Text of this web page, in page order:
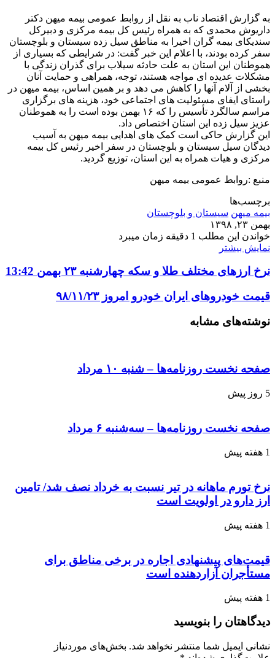
به گزارش اقتصاد ناب به نقل از روابط عمومی بیمه میهن دکتر
داریوش محمدی که به همراه رئیس کل بیمه مرکزی و دبیرکل
سندیکای بیمه گران اخیرا به مناطق سیل زده سیستان و بلوچستان
سفر کرده بودند، با اعلام این خبر گفت: در شرایطی که بسیاری از
هموطنان این استان به علت حادثه سیلاب برای گذران زندگی با
مشکلات عدیده ای مواجه هستند، توجه، همراهی و حمایت آنان
بخشی از آلام آنها را کاهش می دهد و بر همین اساس، بیمه میهن در
راستای ایفای مسئولیت های اجتماعی خود، هزینه های برگزاری
مراسم سالگرد تأسیس را که ۱۶ بهمن بوده است را به هموطنان
عزیز سیل زده این استان اختصاص داد.
این گزارش حاکی است کمک های اهدایی بیمه میهن به آسیب
دیدگان سیل سیستان و بلوچستان در سفر اخیر رئیس کل بیمه
مرکزی و هیات همراه به این استان، توزیع گردید.
منبع :روابط عمومی بیمه میهن
برچسب‌ها
بیمه میهن سیستان و بلوچستان
بهمن ۲۳, ۱۳۹۸
خواندن این مطلب 1 دقیقه زمان میبرد
نمایش بیشتر
نرخ ارزهای مختلف طلا و سکه چهارشنبه ۲۳ بهمن 13:42
قیمت خودروهای ایران خودرو امروز ۹۸/۱۱/۲۳
نوشته‌های مشابه
صفحه نخست روزنامه‌ها – شنبه ۱۰ مرداد
5 روز پیش
صفحه نخست روزنامه‌ها – سه‌شنبه ۶ مرداد
1 هفته پیش
نرخ تورم ماهانه در تیر نسبت به خرداد نصف شد/ تامین
ارز دارو در اولویت است
1 هفته پیش
قیمت‌های پیشنهادی اجاره در برخی مناطق برای
مستأجران آزاردهنده است
1 هفته پیش
دیدگاهتان را بنویسید
نشانی ایمیل شما منتشر نخواهد شد. بخش‌های موردنیاز